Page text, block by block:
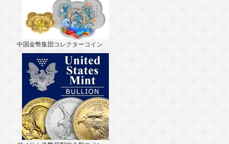
中国金幣集団コレクターコイン